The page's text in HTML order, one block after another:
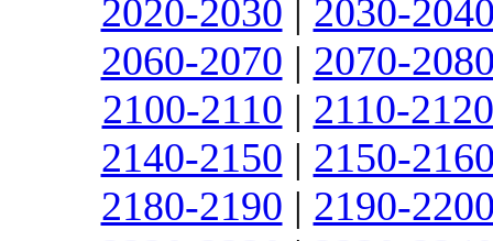
2020-2030 | 2030-
2060-2070 | 2070-
2100-2110 | 2110-2120
2140-2150 | 2150-
2180-2190 | 2190-